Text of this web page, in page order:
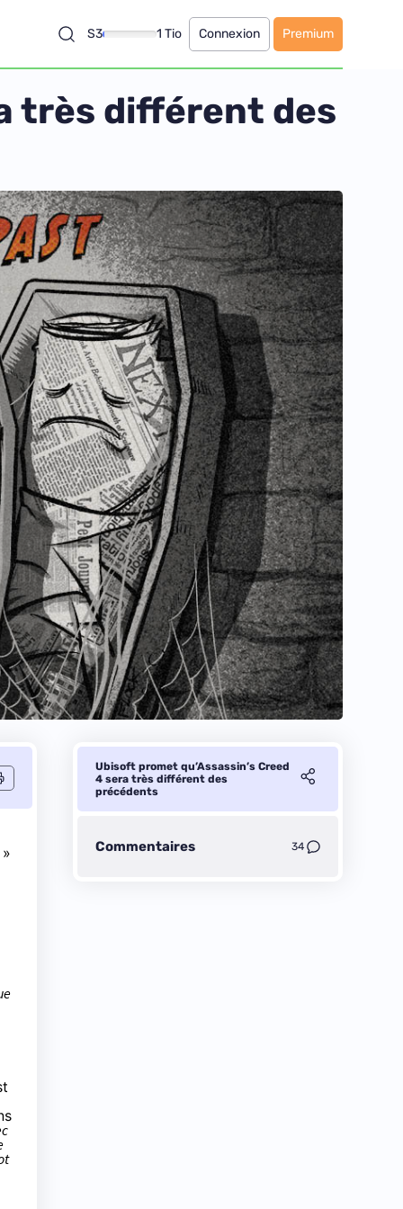
S3 1 Tio Connexion Premium
très différent des
Ubisoft promet qu’Assassin’s Creed
4 sera très différent des
précédents
Commentaires 34